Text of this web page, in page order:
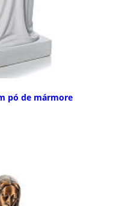
pó de mármore